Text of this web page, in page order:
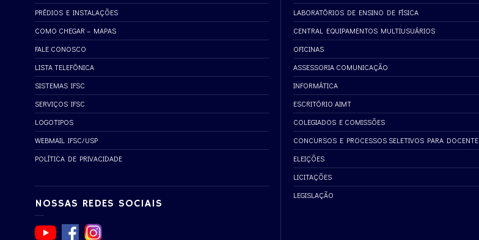
PRÉDIOS E INSTALAÇÕES
COMO CHEGAR – MAPAS
FALE CONOSCO
LISTA TELEFÔNICA
SISTEMAS IFSC
SERVIÇOS IFSC
LOGOTIPOS
WEBMAIL IFSC/USP
POLÍTICA DE PRIVACIDADE
NOSSAS REDES SOCIAIS
LABORATÓRIOS DE ENSINO DE FÍSICA
CENTRAL EQUIPAMENTOS MULTIUSUÁRIOS
OFICINAS
ASSESSORIA COMUNICAÇÃO
INFORMÁTICA
ESCRITÓRIO AIMT
COLEGIADOS E COMISSÕES
CONCURSOS E PROCESSOS SELETIVOS PARA DOCENTE
ELEIÇÕES
LICITAÇÕES
LEGISLAÇÃO